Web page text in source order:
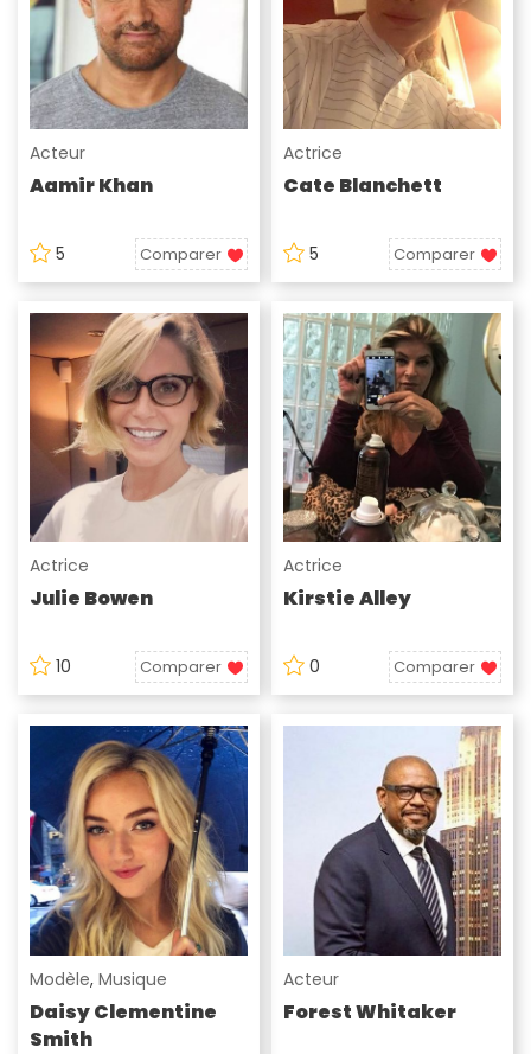
Acteur
Aamir Khan
5 Comparer
Actrice
Cate Blanchett
5 Comparer
Actrice
Julie Bowen
10 Comparer
Actrice
Kirstie Alley
0 Comparer
Modèle, Musique
Daisy Clementine
Smith
Acteur
Forest Whitaker